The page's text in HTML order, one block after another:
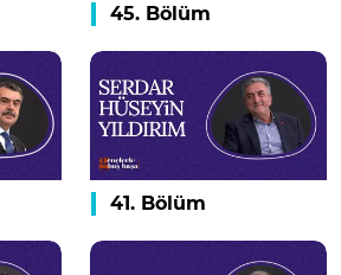
45. Bölüm
41. Bölüm